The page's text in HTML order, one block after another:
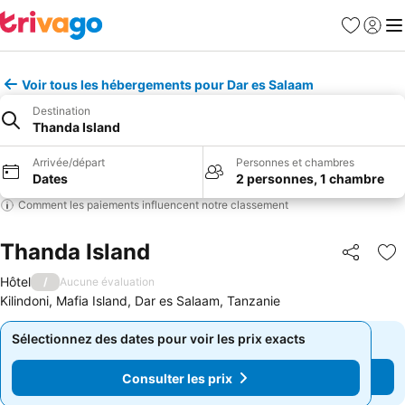
Favoris
Se
Voir tous les hébergements pour Dar es Salaam
Destination
Thanda Island
Arrivée/départ
Dates
Personnes et chambres
2 personnes, 1 chambre
Comment les paiements influencent notre classement
Thanda Island Partager
Hôtel / Aucune évaluation
Kilindoni, Mafia Island, Dar es Salaam, Tanzanie
Sélectionnez des dates pour voir les prix exacts
Consulter les prix
Sélectionnez des dates pour voir les prix exacts
Consulter les prix